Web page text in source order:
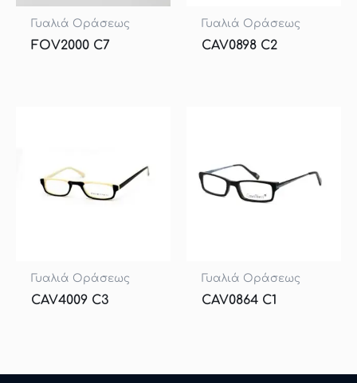
Γυαλιά Οράσεως
FOV2000 C7
Γυαλιά Οράσεως
CAV0898 C2
Γυαλιά Οράσεως
CAV4009 C3
Γυαλιά Οράσεως
CAV0864 C1